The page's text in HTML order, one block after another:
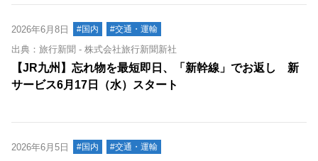
2026年6月8日 #国内 #交通・運輸
出典：旅行新聞 - 株式会社旅行新聞新社
【JR九州】忘れ物を最短即日、「新幹線」でお返し 新
サービス6月17日（水）スタート
2026年6月5日 #国内 #交通・運輸